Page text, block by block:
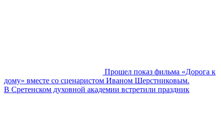
Прошел показ фильма «Дорога к
дому» вместе со сценаристом Иваном Шерстниковым.
В Сретенском духовной академии встретили праздник